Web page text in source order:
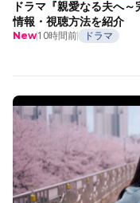
ドラマ『親愛なる夫へ
情報・視聴方法を紹介
New10時間前 ドラマ